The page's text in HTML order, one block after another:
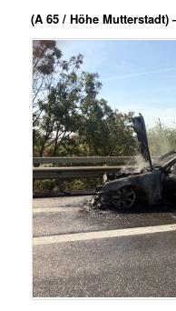
(A 65 / Höhe Mutterstadt)